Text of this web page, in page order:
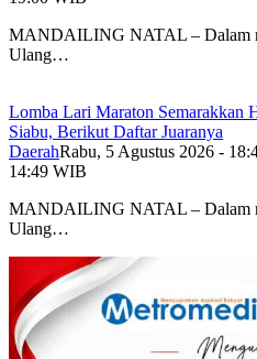
MANDAILING NATAL – Dalam
Ulang…
Lomba Lari Maraton Semarakkan
Siabu, Berikut Daftar Juaranya
DaerahRabu, 5 Agustus 2026 -
14:49 WIB
MANDAILING NATAL – Dalam
Ulang…